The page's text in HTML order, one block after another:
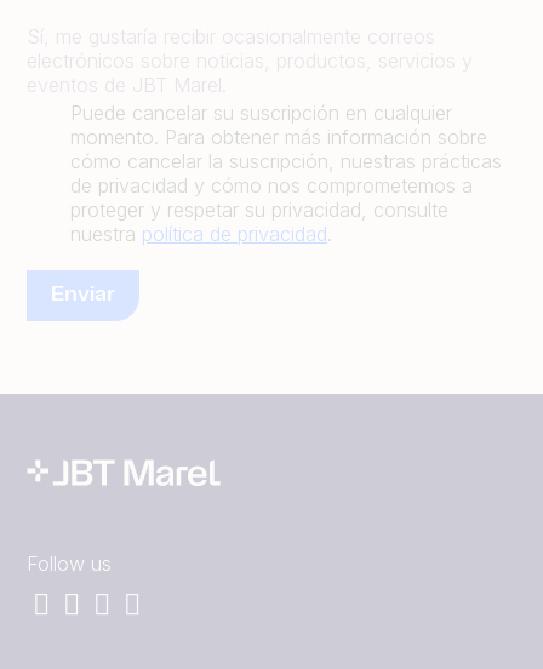
Sí, me gustaría recibir ocasionalmente correos
electrónicos sobre noticias, productos, servicios y
eventos de JBT Marel.
Puede cancelar su suscripción en cualquier
momento. Para obtener más información sobre
cómo cancelar la suscripción, nuestras prácticas
de privacidad y cómo nos comprometemos a
proteger y respetar su privacidad, consulte
nuestra política de privacidad.
Follow us